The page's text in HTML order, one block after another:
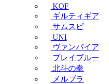
KOF
ギルティギア
サムスピ
UNI
ヴァンパイア
ブレイブルー
北斗の拳
メルブラ